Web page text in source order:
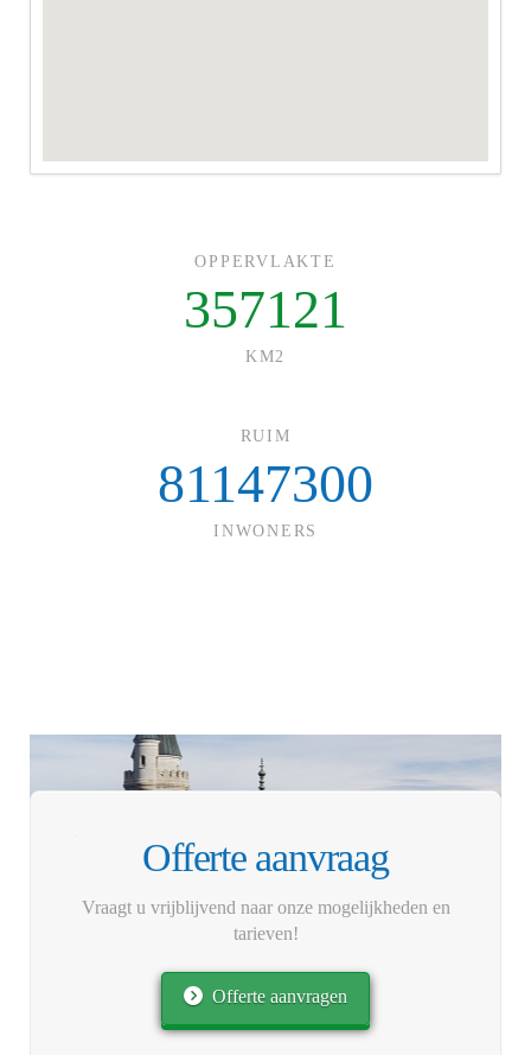
OPPERVLAKTE
357121
KM2
RUIM
81147300
INWONERS
Offerte aanvraag
Vraagt u vrijblijvend naar onze mogelijkheden en
tarieven!
Offerte aanvragen